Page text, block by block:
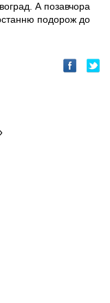
А позавчора
подорож до